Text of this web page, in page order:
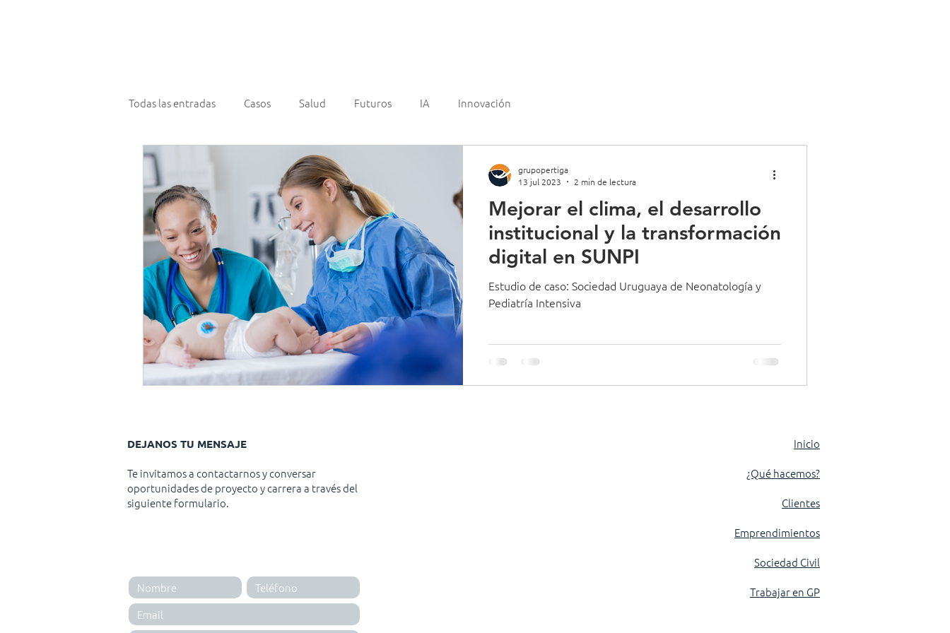
Todas las entradas Casos Salud Futuros IA Innovación
Mejorar el clima, el desarrollo
institucional y la transformación
digital en SUNPI
Estudio de caso: Sociedad Uruguaya de Neonatología y
Pediatría Intensiva
grupopertiga
13 jul 2023
2 min de lectura
DEJANOS TU MENSAJE
Te invitamos a contactarnos y conversar
oportunidades de proyecto y carrera a través del
siguiente formulario.
Inicio
¿Qué hacemos?
Clientes
Emprendimientos
Sociedad Civil
Trabajar en GP